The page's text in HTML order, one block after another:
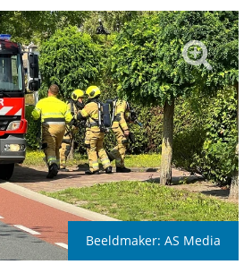
Beeldmaker: AS Media